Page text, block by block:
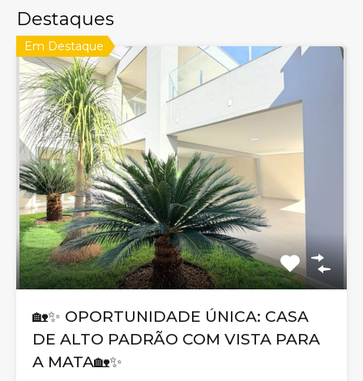
Destaques
Em Destaque
🏡✨ OPORTUNIDADE ÚNICA: CASA
DE ALTO PADRÃO COM VISTA PARA
A MATA🏡✨